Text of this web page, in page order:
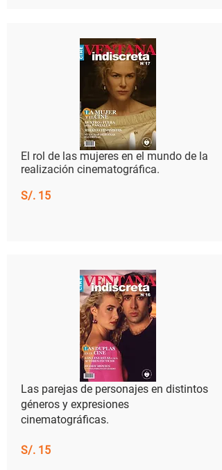
​El rol de las mujeres en el mundo de la
realización cinematográfica.
S/. 15
Las parejas de personajes en distintos
géneros y expresiones
cinematográficas.
S/. 15